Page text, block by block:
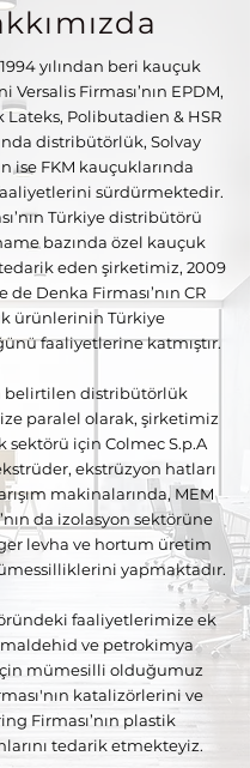
yılından beri kauçuk
Versalis Firması’nın EPDM,
Lateks, Polibutadien & HSR
distribütörlük, Solvay
ise FKM kauçuklarında
sürdürmektedir.
Türkiye distribütörü
bazında özel kauçuk
eden şirketimiz, 2009
de Denka Firması’nın CR
ürünlerinin Türkiye
faaliyetlerine katmıştır.
belirtilen distribütörlük
paralel olarak, şirketimiz
sektörü için Colmec S.p.A
ekstrüzyon hatları
makinalarında, MEM
da izolasyon sektörüne
levha ve hortum üretim
yapmaktadır.
faaliyetlerimize ek
ve petrokimya
mümesilli olduğumuz
katalizörlerini ve
Firması’nın plastik
tedarik etmekteyiz.